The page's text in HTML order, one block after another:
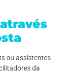
ou assistentes
da